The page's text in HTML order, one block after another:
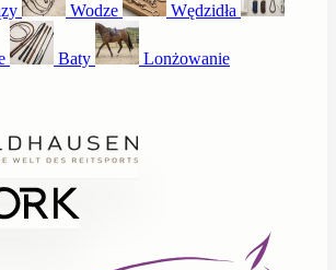
Wodze Wędzidła
Baty
Lonżowanie